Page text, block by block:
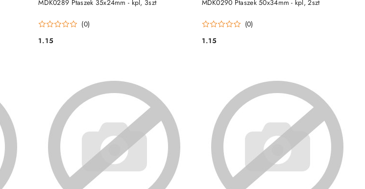
MDK0289 Ptaszek 35x24mm - kpl, 3szt
(0)
Cena:
1.15
MDK0290 Ptaszek 50x34mm - kpl, 2szt
(0)
Cena:
1.15